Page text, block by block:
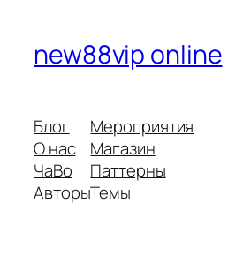
new88vip online
Блог
О нас
ЧаВо
Авторы
Мероприятия
Магазин
Паттерны
Темы